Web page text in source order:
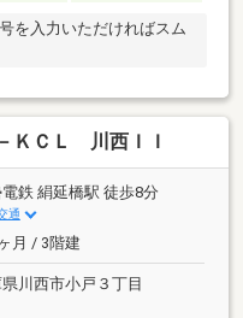
を入力いただければスム
ＫＣＬ 川西ＩＩ
鉄 絹延橋駅 徒歩8分
通
月 / 3階建
川西市小戸３丁目